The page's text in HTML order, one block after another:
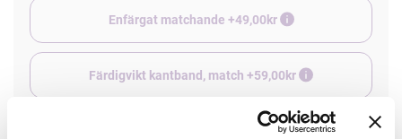
Enfärgat matchande +49,00kr
Färdigvikt kantband, match +59,00kr
4 st Matchande Overlocktråd +100,00kr